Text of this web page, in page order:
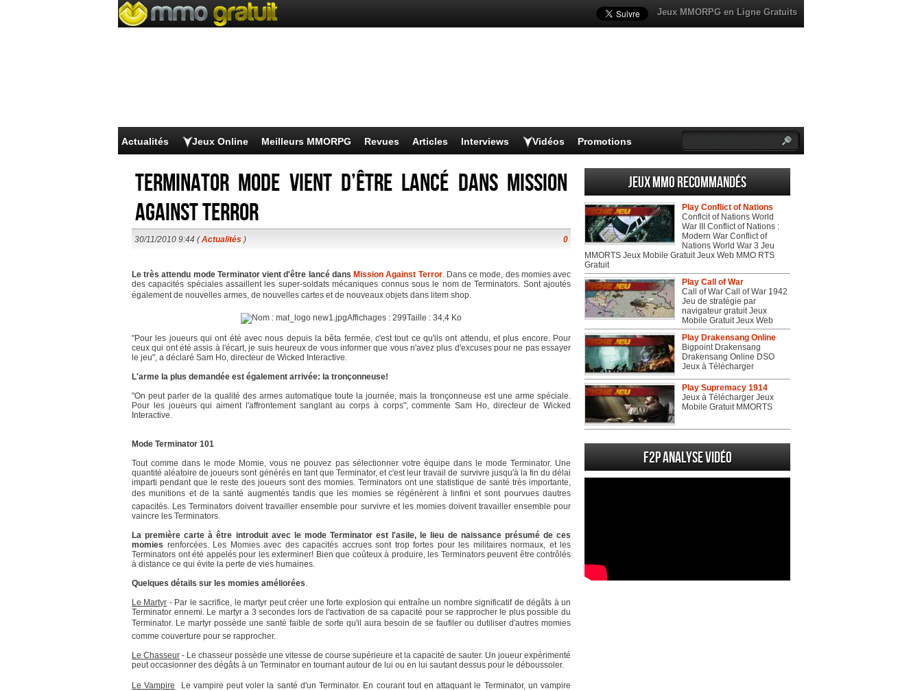
Jeux MMORPG en Ligne Gratuits
Actualités Jeux Online Meilleurs MMORPG Revues Articles Interviews Vidéos Promotions
Terminator Mode vient d’être lancé dans Mission
Against Terror
30/11/2010 9:44 (Actualités ) 0
Le très attendu mode Terminator vient d'être lancé dans Mission Against Terror. Dans ce mode, des momies avec
des capacités spéciales assaillent les super-soldats mécaniques connus sous le nom de Terminators. Sont ajoutés
également de nouvelles armes, de nouvelles cartes et de nouveaux objets dans litem shop.
"Pour les joueurs qui ont été avec nous depuis la bêta fermée, c'est tout ce qu'ils ont attendu, et plus encore. Pour
ceux qui ont été assis à l'écart, je suis heureux de vous informer que vous n'avez plus d'excuses pour ne pas essayer
le jeu", a déclaré Sam Ho, directeur de Wicked Interactive.
L'arme la plus demandée est également arrivée: la tronçonneuse!
"On peut parler de la qualité des armes automatique toute la journée, mais la tronçonneuse est une arme spéciale.
Pour les joueurs qui aiment l'affrontement sanglant au corps à corps", commente Sam Ho, directeur de Wicked
Interactive.
Mode Terminator 101
Tout comme dans le mode Momie, vous ne pouvez pas sélectionner votre équipe dans le mode Terminator. Une
quantité aléatoire de joueurs sont générés en tant que Terminator, et c'est leur travail de survivre jusqu'à la fin du délai
imparti pendant que le reste des joueurs sont des momies. Terminators ont une statistique de santé très importante,
des munitions et de la santé augmentés tandis que les momies se régénèrent à linfini et sont pourvues dautres
capacités. Les Terminators doivent travailler ensemble pour survivre et les momies doivent travailler ensemble pour
vaincre les Terminators.
La première carte à être introduit avec le mode Terminator est l'asile, le lieu de naissance présumé de ces
momies renforcées. Les Momies avec des capacités accrues sont trop fortes pour les militaires normaux, et les
Terminators ont été appelés pour les exterminer! Bien que coûteux à produire, les Terminators peuvent être contrôlés
à distance ce qui évite la perte de vies humaines.
Quelques détails sur les momies améliorées.
Le Martyr - Par le sacrifice, le martyr peut créer une forte explosion qui entraîne un nombre significatif de dégâts à un
Terminator ennemi. Le martyr a 3 secondes lors de l'activation de sa capacité pour se rapprocher le plus possible du
Terminator. Le martyr possède une santé faible de sorte qu'il aura besoin de se faufiler ou dutiliser d'autres momies
comme couverture pour se rapprocher.
Le Chasseur - Le chasseur possède une vitesse de course supérieure et la capacité de sauter. Un joueur expérimenté
peut occasionner des dégâts à un Terminator en tournant autour de lui ou en lui sautant dessus pour le déboussoler.
Le Vampire  Le vampire peut voler la santé d'un Terminator. En courant tout en attaquant le Terminator, un vampire
Jeux MMO recommandés
Play Conflict of Nations
Conflcit of Nations World
War III Conflict of Nations :
Modern War Conflict of
Nations World War 3 Jeu
MMORTS Jeux Mobile Gratuit Jeux Web MMO RTS
Gratuit
Play Call of War
Call of War Call of War 1942
Jeu de stratégie par
navigateur gratuit Jeux
Mobile Gratuit Jeux Web
Play Drakensang Online
Bigpoint Drakensang
Drakensang Online DSO
Jeux à Télécharger
Play Supremacy 1914
Jeux à Télécharger Jeux
Mobile Gratuit MMORTS
F2P Analyse vidéo